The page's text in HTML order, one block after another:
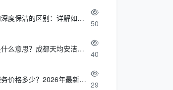
日常保洁和深度保洁的区别：详解如何选择最适合的清洁服务
50
日常保洁是什么意思？成都天均安洁带你快速区分“日常vs深度vs开荒”
40
成都保洁服务价格多少？2026年最新报价表来了，这一篇看透所有费用
29